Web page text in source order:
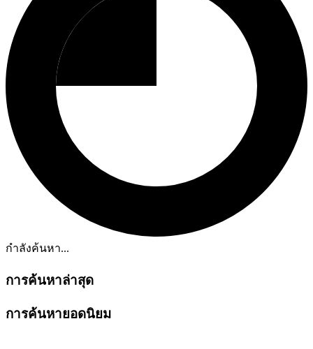
กำลังค้นหา...
การค้นหาล่าสุด
การค้นหายอดนิยม